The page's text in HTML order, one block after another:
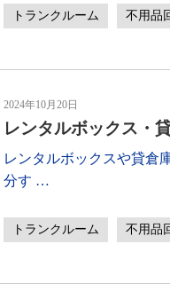
トランクルーム 不用品
2024年10月20日
レンタルボックス・
レンタルボックスや貸倉
分す …
トランクルーム 不用品